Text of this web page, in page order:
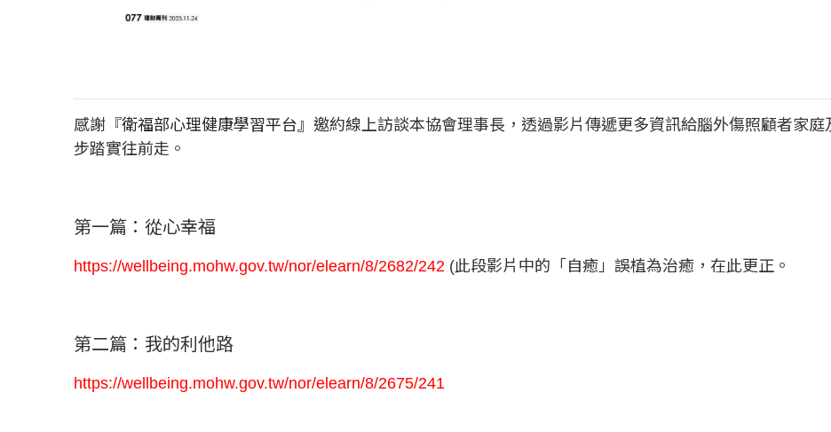
感謝 『衛福部心理健康學習平台 』 邀約線上訪談本協會理事長，透過影片傳遞更多資訊給腦外傷照顧者家
步踏實往前走。
第一篇：從心幸福
https://wellbeing.mohw.gov.tw/nor/elearn/8/2682/242 (此段影片中的「自癒」誤植為治癒，在此更正。
第二篇：我的利他路
https://wellbeing.mohw.gov.tw/nor/elearn/8/2675/241